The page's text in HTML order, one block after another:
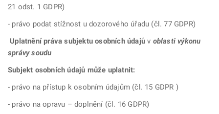
21 odst. 1 GDPR)
- právo podat stížnost u dozorového úřadu (čl. 77 GDPR)
Uplatnění práva subjektu osobních údajů v oblasti výkonu
správy soudu
Subjekt osobních údajů může uplatnit:
- právo na přístup k osobním údajům (čl. 15 GDPR )
- právo na opravu – doplnění (čl. 16 GDPR)